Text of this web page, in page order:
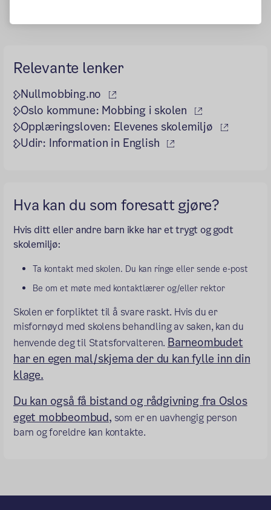
Relevante lenker
Nullmobbing.no
(ekstern lenke)
Oslo kommune: Mobbing i skolen
(ekstern
Opplæringsloven: Elevenes skolemiljø
(ekstern
Udir: Information in English
(ekstern lenke)
Hva kan du som foresatt gjøre?
Hvis ditt eller andre barn ikke har et trygt og godt
skolemiljø:
Ta kontakt med skolen. Du kan ringe eller sende e-post
Be om et møte med kontaktlærer og/eller rektor
Skolen er forpliktet til å svare raskt. Hvis du er
misfornøyd med skolens behandling av saken, kan du
henvende deg til Statsforvalteren. Barneombudet
har en egen mal/skjema der du kan fylle inn din
klage.
Du kan også få bistand og rådgivning fra Oslos
eget mobbeombud, som er en uavhengig person
barn og foreldre kan kontakte.